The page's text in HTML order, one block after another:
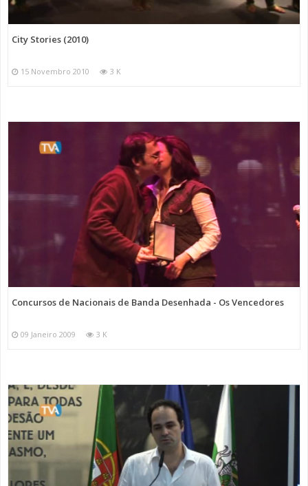
City Stories (2010)
15 Novembro 2010 3 K
Concursos de Nacionais de Banda Desenhada - Os Vencedores
09 Janeiro 2009 3 K